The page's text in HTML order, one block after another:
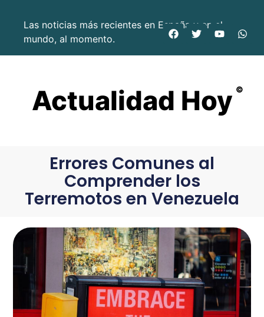
Las noticias más recientes en España y en el
mundo, al momento.
Actualidad Hoy ©
Errores Comunes al
Comprender los
Terremotos en Venezuela